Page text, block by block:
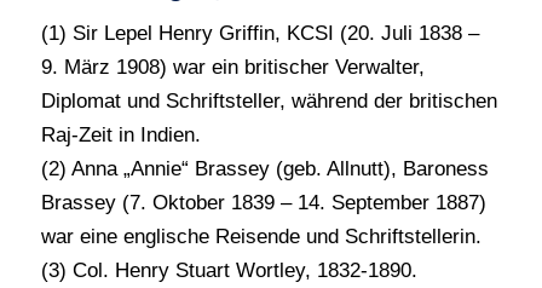
(1) Sir Lepel Henry Griffin, KCSI (20. Juli 1838 –
9. März 1908) war ein britischer Verwalter,
Diplomat und Schriftsteller, während der britischen
Raj-Zeit in Indien.
(2) Anna „Annie“ Brassey (geb. Allnutt), Baroness
Brassey (7. Oktober 1839 – 14. September 1887)
war eine englische Reisende und Schriftstellerin.
(3) Col. Henry Stuart Wortley, 1832-1890.